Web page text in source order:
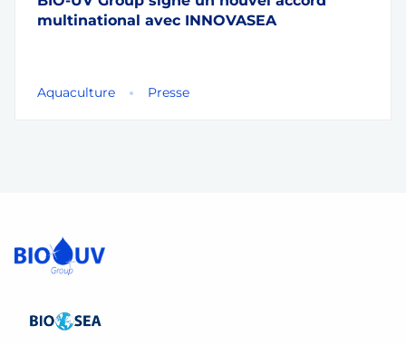
multinational avec INNOVASEA
Aquaculture Presse